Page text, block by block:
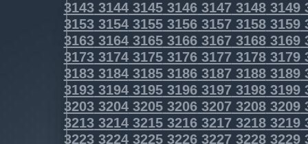
3143314431453146314731483149
3153315431553156315731583159
3163316431653166316731683169
3173317431753176317731783179
3183318431853186318731883189
3193319431953196319731983199
3203320432053206320732083209
3213321432153216321732183219
3223322432253226322732283229